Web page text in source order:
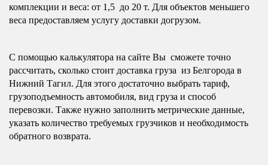
комплекции и веса: от 1,5 до 20 т. Для объектов меньшего
веса предоставляем услугу доставки догрузом.
С помощью калькулятора на сайте Вы сможете точно
рассчитать, сколько стоит доставка груза из Белгорода в
Нижний Тагил. Для этого достаточно выбрать тариф,
грузоподъемность автомобиля, вид груза и способ
перевозки. Также нужно заполнить метрические данные,
указать количество требуемых грузчиков и необходимость
обратного возврата.